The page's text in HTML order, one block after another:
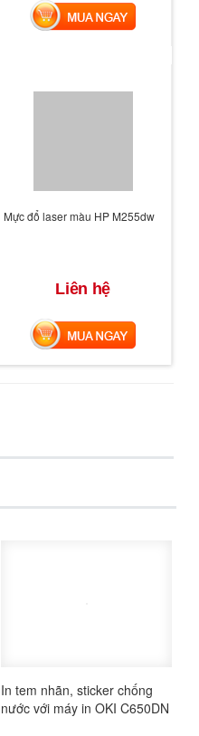
MUA NGAY
Mực đổ laser màu HP M255dw
Liên hệ
MUA NGAY
In tem nhãn, sticker chống
nước với máy in OKI C650DN